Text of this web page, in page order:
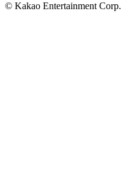
© Kakao Entertainment Corp.